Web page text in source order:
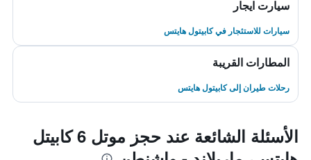
سيارت ايجار
سيارات للاستئجار في كابيتول هايتس
المطارات القريبة
رحلات طيران إلى كابيتول هايتس
الأسئلة الشائعة عند حجز موتل 6 كابيتل